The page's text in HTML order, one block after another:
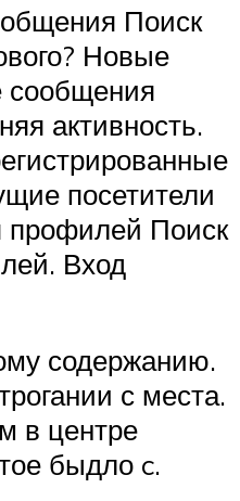
Поиск
Новые
активность.
посетители
Поиск
Вход
содержанию.
с места.
в центре
быдло c.